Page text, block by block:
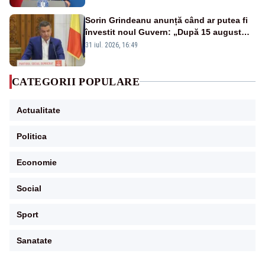
Sorin Grindeanu anunță când ar putea fi
învestit noul Guvern: „După 15 august
sunt șanse mai mari”
31 iul. 2026, 16:49
CATEGORII POPULARE
Actualitate
Politica
Economie
Social
Sport
Sanatate